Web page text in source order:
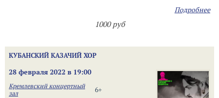
Подробнее
1000 руб
КУБАНСКИЙ КАЗАЧИЙ ХОР
28 февраля 2022 в 19:00
6+
Кремлевский концертный
зал